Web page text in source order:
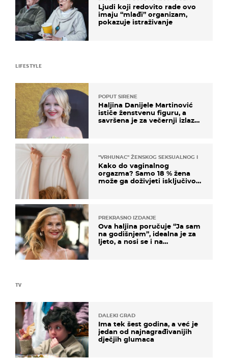
Ljudi koji redovito rade ovo
imaju “mlađi” organizam,
pokazuje istraživanje
TV
DALEKI GRAD
Ima tek šest godina, a već je
jedan od najnagrađivanijih
dječjih glumaca
LIFESTYLE
POPUT SIRENE
Haljina Danijele Martinović
ističe ženstvenu figuru, a
savršena je za večernji izlazak
"VRHUNAC" ŽENSKOG SEKSUALNOG ISKUSTVA
Kako do vaginalnog
orgazma? Samo 18 % žena
može ga doživjeti isključivo
PREKRASNO IZDANJE
Ova haljina poručuje “Ja sam
na godišnjem”, idealna je za
ljeto, a nosi se i na